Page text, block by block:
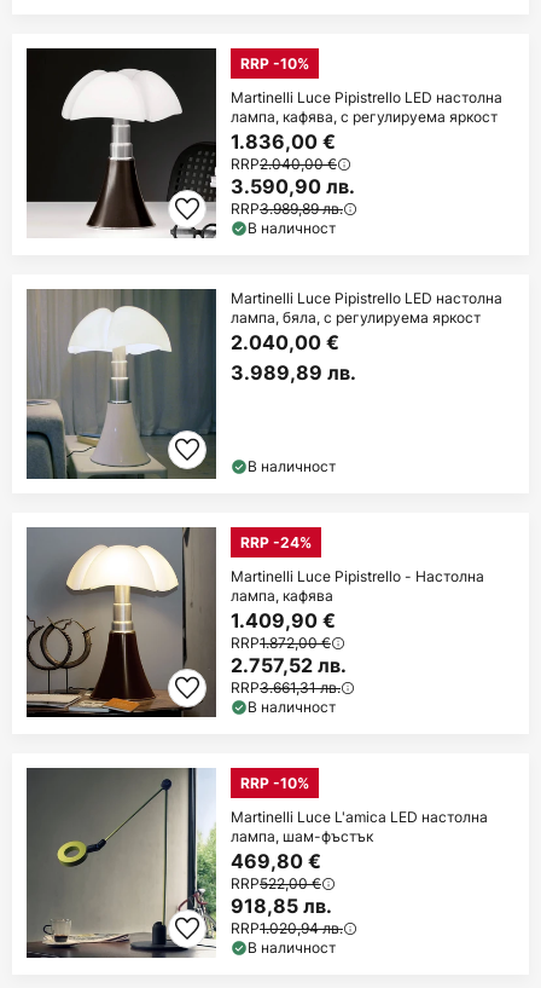
RRP -10%
Martinelli Luce Pipistrello LED настолна
лампа, кафява, с регулируема яркост
1.836,00 €
RRP2.040,00 €
3.590,90 лв.
RRP3.989,89 лв.
В наличност
Martinelli Luce Pipistrello LED настолна
лампа, бяла, с регулируема яркост
2.040,00 €
3.989,89 лв.
В наличност
RRP -24%
Martinelli Luce Pipistrello - Настолна
лампа, кафява
1.409,90 €
RRP1.872,00 €
2.757,52 лв.
RRP3.661,31 лв.
В наличност
RRP -10%
Martinelli Luce L'amica LED настолна
лампа, шам-фъстък
469,80 €
RRP522,00 €
918,85 лв.
RRP1.020,94 лв.
В наличност